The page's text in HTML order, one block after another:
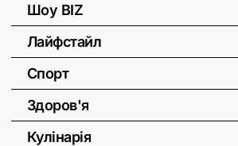
Шоу BIZ
Лайфстайл
Спорт
Здоров'я
Кулінарія